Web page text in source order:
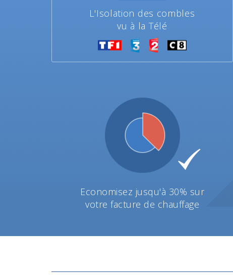
L'Isolation des combles
vu à la Télé
Economisez jusqu'à 30% sur
votre facture de chauffage